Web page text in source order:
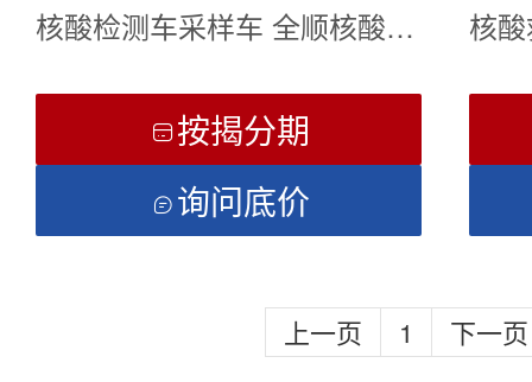
核酸检测车采样车 全顺核酸取
按揭分期
 询问底价
核
上一页 1 下一页